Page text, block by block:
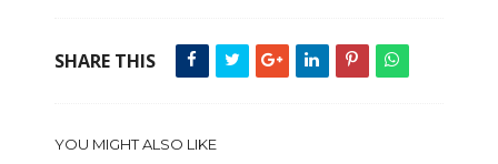
SHARE THIS
YOU MIGHT ALSO LIKE